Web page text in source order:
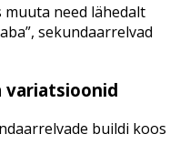
muuta need lähedalt
sekundaarrelvad
buildi koos